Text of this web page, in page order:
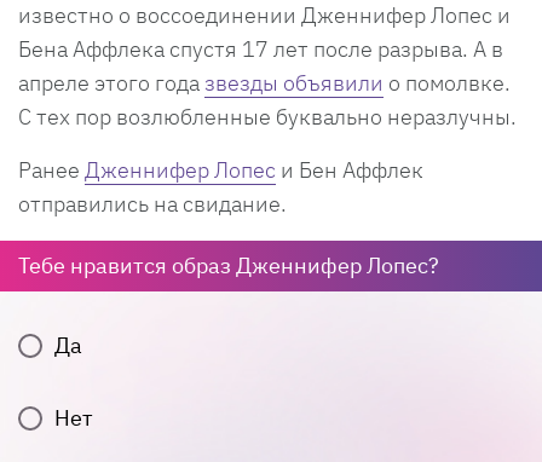
известно о воссоединении Дженнифер Лопес и
Бена Аффлека спустя 17 лет после разрыва. А в
апреле этого года звезды объявили о помолвке.
С тех пор возлюбленные буквально неразлучны.
Ранее Дженнифер Лопес и Бен Аффлек
отправились на свидание.
Тебе нравится образ Дженнифер Лопес?
Да
Нет